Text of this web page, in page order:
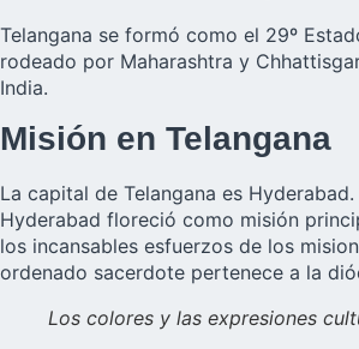
Telangana se formó como el 29º
rodeado por Maharashtra y
India.
Misión en Telangana
La capital de Telangana es
Hyderabad floreció como misión
los incansables esfuerzos de los
ordenado sacerdote pertenece a la
Los colores y las expresiones